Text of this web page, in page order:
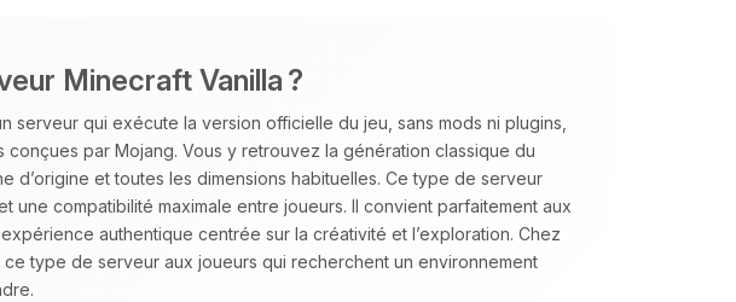
Minecraft Vanilla ?
serveur qui exécute la version officielle du jeu, sans mods ni plugins,
par Mojang. Vous y retrouvez la génération classique du
d’origine et toutes les dimensions habituelles. Ce type de serveur
une compatibilité maximale entre joueurs. Il convient parfaitement aux
authentique centrée sur la créativité et l’exploration. Chez
ce type de serveur aux joueurs qui recherchent un environnement